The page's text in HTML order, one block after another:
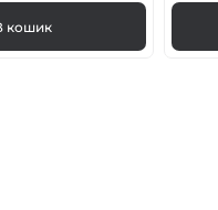
кошик